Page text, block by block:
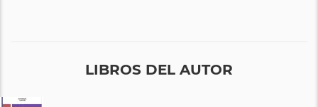
LIBROS DEL AUTOR